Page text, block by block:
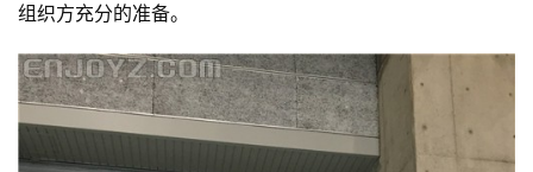
组织方充分的准备。